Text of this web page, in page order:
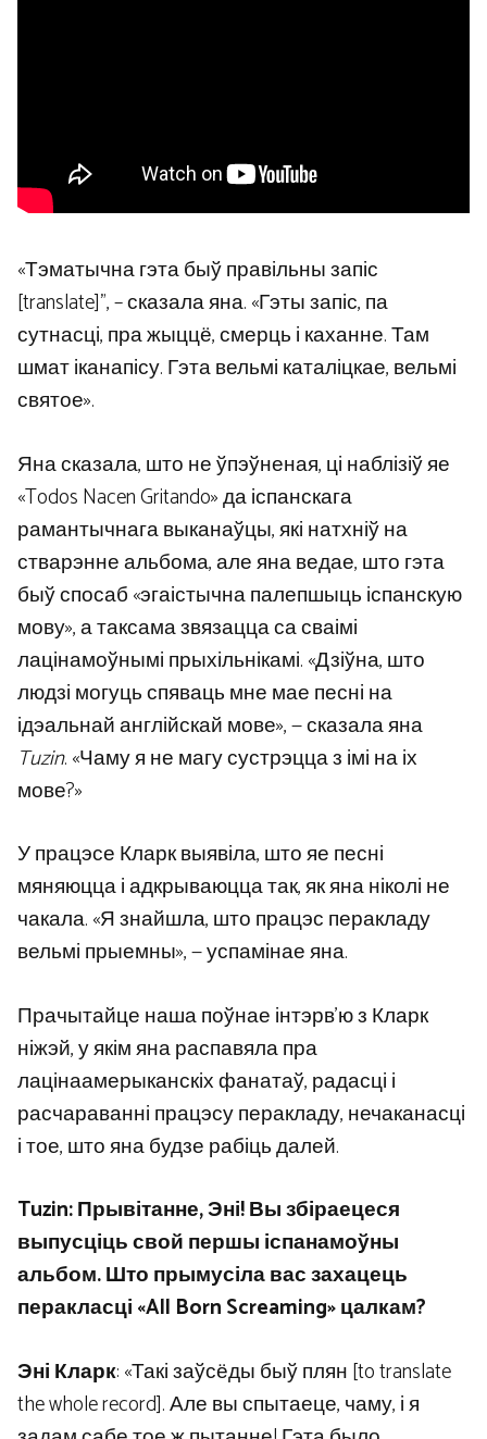
«Тэматычна гэта быў правільны запіс
[translate]”, – сказала яна. «Гэты запіс, па
сутнасці, пра жыццё, смерць і каханне. Там
шмат іканапісу. Гэта вельмі каталіцкае, вельмі
святое».
Яна сказала, што не ўпэўненая, ці наблізіў яе
«Todos Nacen Gritando» да іспанскага
рамантычнага выканаўцы, які натхніў на
стварэнне альбома, але яна ведае, што гэта
быў спосаб «эгаістычна палепшыць іспанскую
мову», а таксама звязацца са сваімі
лацінамоўнымі прыхільнікамі. «Дзіўна, што
людзі могуць спяваць мне мае песні на
ідэальнай англійскай мове», — сказала яна
Tuzin. «Чаму я не магу сустрэцца з імі на іх
мове?»
У працэсе Кларк выявіла, што яе песні
мяняюцца і адкрываюцца так, як яна ніколі не
чакала. «Я знайшла, што працэс перакладу
вельмі прыемны», — успамінае яна.
Прачытайце наша поўнае інтэрв’ю з Кларк
ніжэй, у якім яна распавяла пра
лацінаамерыканскіх фанатаў, радасці і
расчараванні працэсу перакладу, нечаканасці
і тое, што яна будзе рабіць далей.
Tuzin: Прывітанне, Эні! Вы збіраецеся
выпусціць свой першы іспанамоўны
альбом. Што прымусіла вас захацець
перакласці «All Born Screaming» цалкам?
Эні Кларк: «Такі заўсёды быў плян [to translate
the whole record]. Але вы спытаеце, чаму, і я